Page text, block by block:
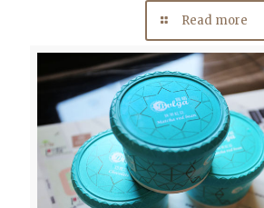
Read more